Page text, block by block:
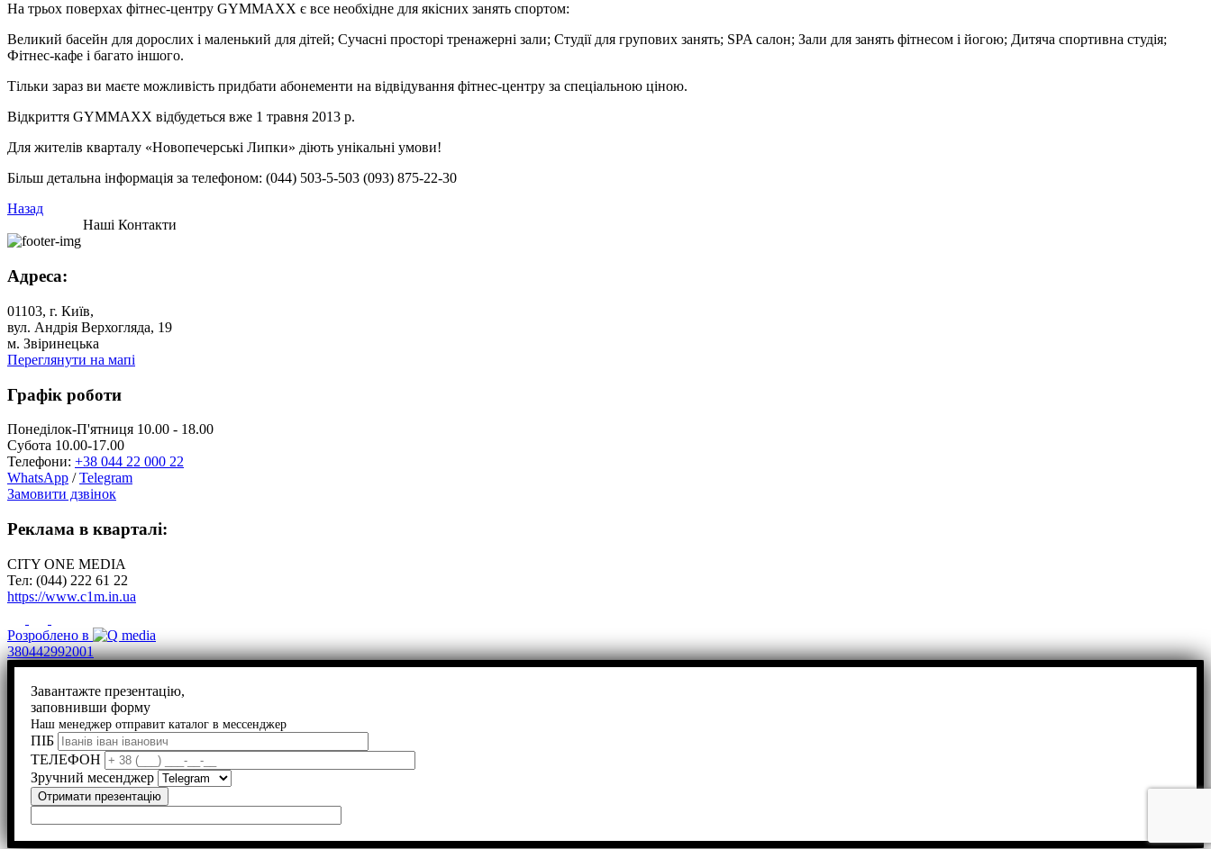
На трьох поверхах фітнес-центру GYMMAXX є все необхідне для якісних занять спортом:
Великий басейн для дорослих і маленький для дітей; Сучасні просторі тренажерні зали; Студії для групових занять; SPA салон; Зали для занять фітнесом і йогою; Дитяча спортивна студія;
Фітнес-кафе і багато іншого.
Тільки зараз ви маєте можливість придбати абонементи на відвідування фітнес-центру за спеціальною ціною.
Відкриття GYMMAXX відбудеться вже 1 травня 2013 р.
Для жителів кварталу «Новопечерські Липки» діють унікальні умови!
Більш детальна інформація за телефоном: (044) 503-5-503 (093) 875-22-30
Назад
Наші Контакти
Адреса:
01103, г. Київ,
вул. Андрія Верхогляда, 19
м. Звіринецька
Переглянути на мапі
Графік роботи
Понеділок-П'ятниця 10.00 - 18.00
Субота 10.00-17.00
Телефони: +38 044 22 000 22
WhatsApp /Telegram
Замовити дзвінок
Реклама в кварталі:
CITY ONE MEDIA
Тел: (044) 222 61 22
https://www.c1m.in.ua
Розроблено в
380442992001
Завантажте презентацію,
заповнивши форму
Наш менеджер отправит каталог в мессенджер
ПІБ
ТЕЛЕФОН
Зручний месенджер